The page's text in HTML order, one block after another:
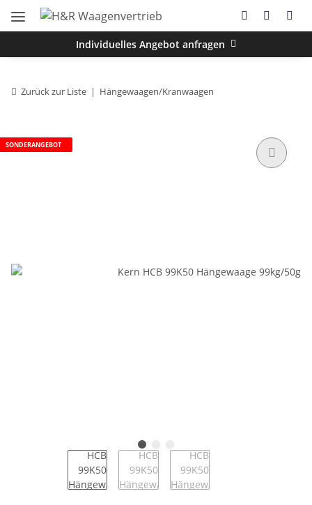
Individuelles Angebot anfragen
Zurück zur Liste Hängewaagen/Kranwaagen
SONDERANGEBOT